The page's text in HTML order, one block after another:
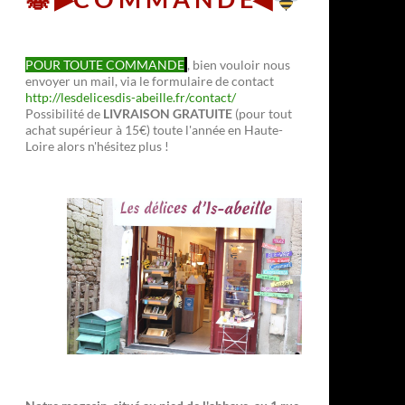
POUR TOUTE COMMANDE , bien vouloir nous
envoyer un mail, via le formulaire de contact
http://lesdelicesdis-abeille.fr/contact/
Possibilité de LIVRAISON GRATUITE (pour tout
achat supérieur à 15€) toute l'année en Haute-
Loire alors n'hésitez plus !